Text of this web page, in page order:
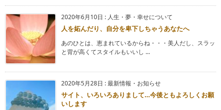
2020年6月10日 : 人生・夢・幸せについて
人を妬んだり、自分を卑下しちゃうあなたへ
あのひとは、恵まれているからね・・・美人だし、スラッ
と背が高くてスタイルもいいし ...
2020年5月28日 :最新情報・お知らせ
サイト、いろいろありまして…今後ともよろしくお願
いします